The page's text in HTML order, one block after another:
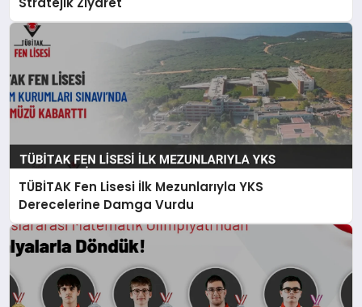
TÜBİTAK Fen Lisesi İlk Mezunlarıyla YKS
Derecelerine Damga Vurdu